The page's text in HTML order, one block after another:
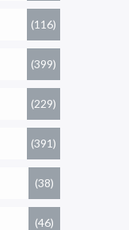
(116)
(399)
(229)
(391)
(38)
(46)